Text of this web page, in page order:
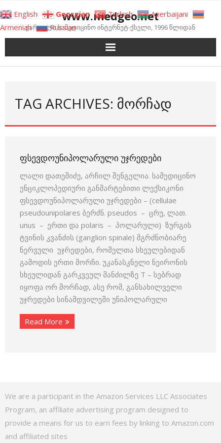
to
content
www.medgeo.net
ქართული სამედიცინო ინტერნეტ-ქსელი, 1996 წლიდან
TAG ARCHIVES: ᲛᲝᲠᲩᲐᲓ
ᲤᲡᲔᲕᲓᲝᲣᲜᲘᲞᲝᲚᲐᲠᲣᲚᲘ ᲣᲯᲠᲔᲓᲔᲑᲘ
ლალი დათეშიძე, არჩილ შენგელია. სამედიცინო
ენციკლოპედიური განმარტებითი ლექსიკონი
ფსევდოუნიპოლარული უჯრედები – (cellulae
pseudou­nipolares ბერძნ. pseudos – ცრუ, ლათ.
unus – ერთი და polaris – პოლარული) ზურგის
ტვინის კვანძის (ganglion spinale) მგრძნობიარე
ნერვული უჯრედები, რომელთა სხეულებიდან
გამოდის ერთი მორჩი. უკანასკნელი ნეირონის
სხეულიდან გარკვეულ მანძილზე T – სებრად
იყოფა ორ მორჩად, ასე რომ, განსახილველი
უჯრედები სინამდვილეში უნიპოლარული
Read More
We are a participant in the Amazon Services LLC Associates
Program, an affiliate advertising program designed to
provide a means for us to earn fees by linking to Amazon.com
and affiliated sites
English Georgian Turkish
Azerbaijani
Armenian
Russian